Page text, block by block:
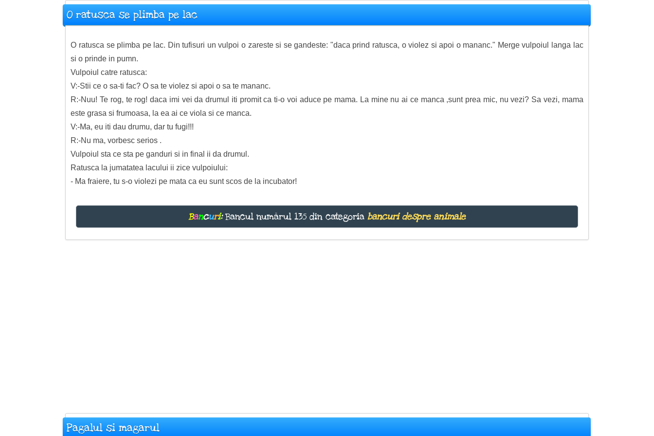
O ratusca se plimba pe lac
O ratusca se plimba pe lac. Din tufisuri un vulpoi o zareste si se gandeste: "daca prind ratusca, o violez si apoi o mananc." Merge vulpoiul langa lac
si o prinde in pumn.
Vulpoiul catre ratusca:
V:-Stii ce o sa-ti fac? O sa te violez si apoi o sa te mananc.
R:-Nuu! Te rog, te rog! daca imi vei da drumul iti promit ca ti-o voi aduce pe mama. La mine nu ai ce manca ,sunt prea mic, nu vezi? Sa vezi, mama
este grasa si frumoasa, la ea ai ce viola si ce manca.
V:-Ma, eu iti dau drumu, dar tu fugi!!!
R:-Nu ma, vorbesc serios .
Vulpoiul sta ce sta pe ganduri si in final ii da drumul.
Ratusca la jumatatea lacului ii zice vulpoiului:
- Ma fraiere, tu s-o violezi pe mata ca eu sunt scos de la incubator!
Bancuri:Bancul numărul 135 din categoria bancuri despre animale
Pagalul si magarul